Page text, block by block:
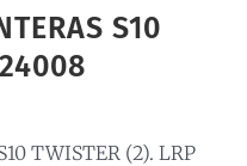
S10
TWISTER (2). LRP